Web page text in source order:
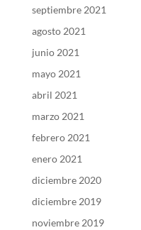
septiembre 2021
agosto 2021
junio 2021
mayo 2021
abril 2021
marzo 2021
febrero 2021
enero 2021
diciembre 2020
diciembre 2019
noviembre 2019